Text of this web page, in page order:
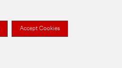
Accept Cookies